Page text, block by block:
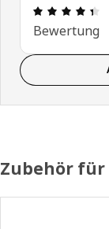
Bewertung
Zubehör für